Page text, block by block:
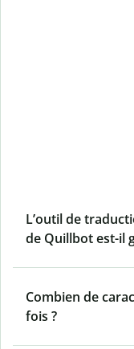
L’outil de
de Quillbot est-il
Combien de
fois ?